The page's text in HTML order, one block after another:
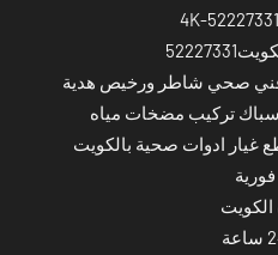
فني صحي شاطر ورخيص هدية
سباك تركيب مضخات مياه
غيار ادوات صحية بالكويت